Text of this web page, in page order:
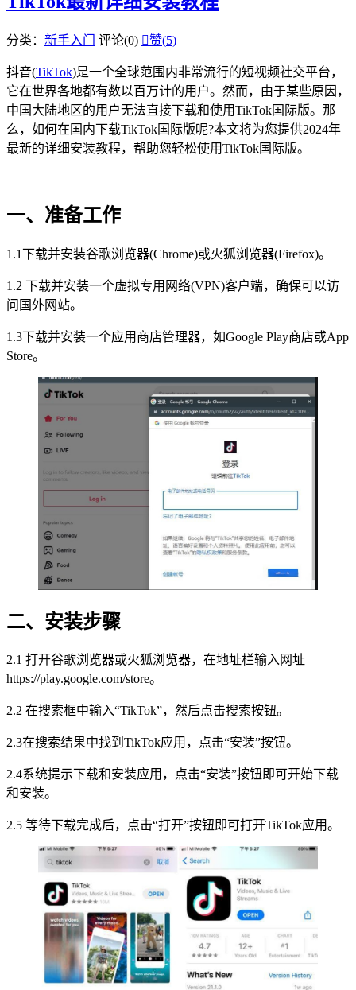
分类： 新手入门 评论(0) 赞(5)
抖音(TikTok)是一个全球范围内非常流行的短视频社交平台，
它在世界各地都有数以百万计的用户。然而，由于某些原因，
中国大陆地区的用户无法直接下载和使用TikTok国际版。那
么，如何在国内下载TikTok国际版呢?本文将为您提供2024年
最新的详细安装教程，帮助您轻松使用TikTok国际版。
一、准备工作
1.1下载并安装谷歌浏览器(Chrome)或火狐浏览器(Firefox)。
1.2 下载并安装一个虚拟专用网络(VPN)客户端，确保可以访
问国外网站。
1.3下载并安装一个应用商店管理器，如Google Play商店或App
Store。
二、安装步骤
2.1 打开谷歌浏览器或火狐浏览器，在地址栏输入网址
https://play.google.com/store。
2.2 在搜索框中输入“TikTok”，然后点击搜索按钮。
2.3在搜索结果中找到TikTok应用，点击“安装”按钮。
2.4系统提示下载和安装应用，点击“安装”按钮即可开始下载
和安装。
2.5 等待下载完成后，点击“打开”按钮即可打开TikTok应用。